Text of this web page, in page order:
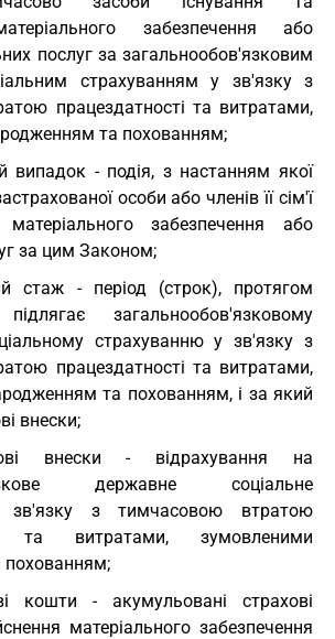
забезпечення або
послуг за загальнообов'язковим
страхуванням у зв'язку з
працездатності та витратами,
та похованням;
випадок - подія, з настанням якої
особи або членів її сім'ї
забезпечення або
за цим Законом;
стаж - період (строк), протягом
загальнообов'язковому
страхуванню у зв'язку з
працездатності та витратами,
та похованням, і за який
внески;
внески - відрахування на
державне соціальне
зв'язку з тимчасовою втратою
та витратами, зумовленими
кошти - акумульовані страхові
матеріального забезпечення